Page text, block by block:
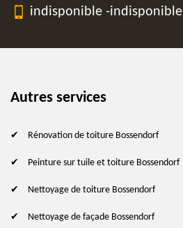
indisponible -indisponible
Autres services
Rénovation de toiture Bossendorf
Peinture sur tuile et toiture Bossendorf
Nettoyage de toiture Bossendorf
Nettoyage de façade Bossendorf